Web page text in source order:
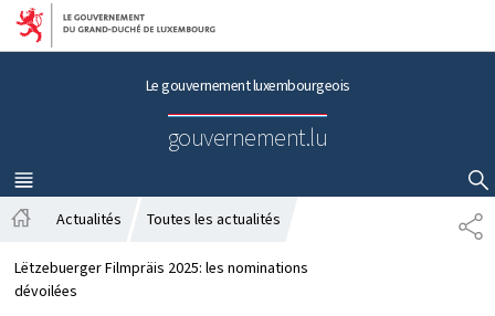
Aller au menu principal
Aller au contenu
Le gouvernement luxembourgeois
gouvernement.lu
MENU
PRINCIPAL
AFFICHER / MASQUER LA RECHERCHE
P
A
c
c
Actualités Toutes les actualités
Lëtzebuerger Filmpräis 2025: les nominations
dévoilées